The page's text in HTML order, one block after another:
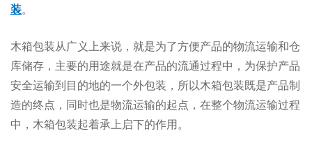
装。
木箱包装从广义上来说，就是为了方便产品的物流运输和仓
库储存，主要的用途就是在产品的流通过程中，为保护产品
安全运输到目的地的一个外包装，所以木箱包装既是产品制
造的终点，同时也是物流运输的起点，在整个物流运输过程
中，木箱包装起着承上启下的作用。